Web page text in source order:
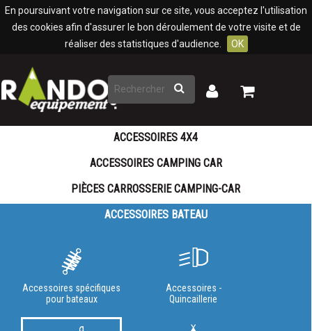
En poursuivant votre navigation sur ce site, vous acceptez l'utilisation
des cookies afin d'assurer le bon déroulement de votre visite et de
réaliser des statistiques d'audience.
OK
Rechercher
Mon
Mon
ACCESSOIRES 4X4
ACCESSOIRES CAMPING CAR
PIÈCES CARROSSERIE CAMPING-CAR
ACCESSOIRES BATEAU
Accessoires spécifiques
pour bateaux
Accessoires -
Quincaillerie
Panneau de gestion des cookies